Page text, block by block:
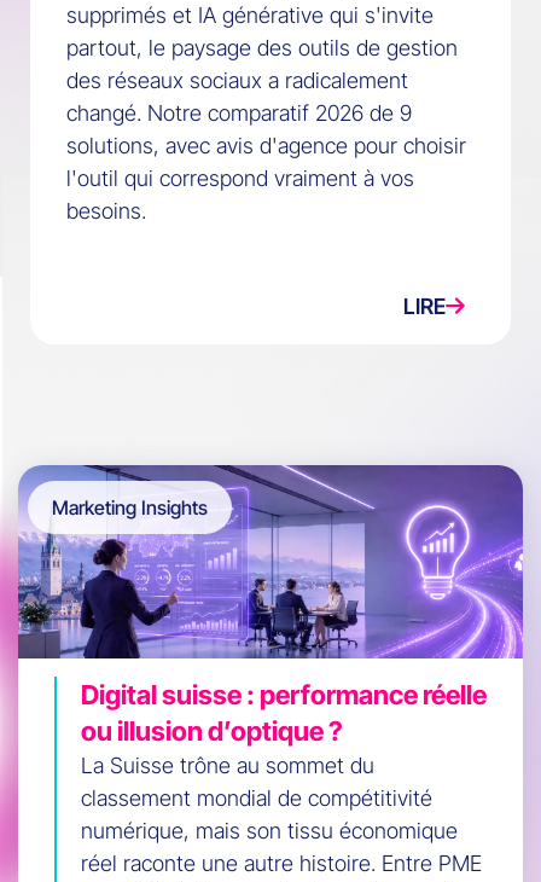
supprimés et IA générative qui s'invite
partout, le paysage des outils de gestion
des réseaux sociaux a radicalement
changé. Notre comparatif 2026 de 9
solutions, avec avis d'agence pour choisir
l'outil qui correspond vraiment à vos
besoins.
LIRE
Marketing Insights
Digital suisse : performance réelle
ou illusion d’optique ?
La Suisse trône au sommet du
classement mondial de compétitivité
numérique, mais son tissu économique
réel raconte une autre histoire. Entre PME